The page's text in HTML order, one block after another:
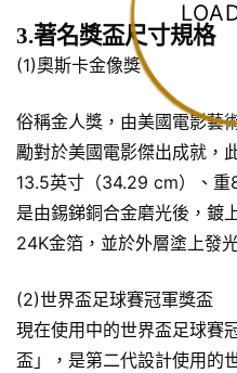
3.著名獎盃尺寸規格
(1)奧斯卡金像獎
俗稱金人獎，由美國電影藝
勵對於美國電影傑出成就，
13.5英寸（34.29 cm）、
是由錫銻銅合金磨光後，鍍
24K金箔，並於外層塗上發
(2)世界盃足球賽冠軍獎盃
現在使用中的世界盃足球賽
盃」，是第二代設計使用的